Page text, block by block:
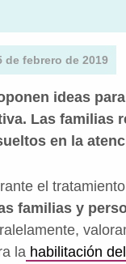
de febrero de 2019
ideas
Las familias
en la
el
familias y
la habilitación